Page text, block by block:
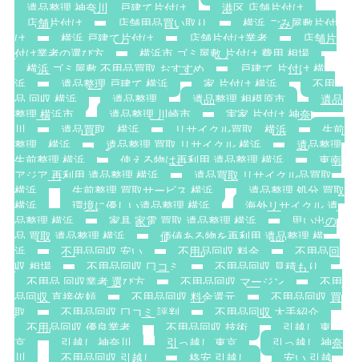
遺品整理 神奈川，戸建て片付け
港区 店舗片付け
店舗片付け
店舗用品買い取り
横浜 ごみ屋敷片付
け
横浜 戸建て片付け 店舗片付け業者
店舗片
付け業者の選び方
横浜市 ゴミ屋敷 片付け 費用 相場
横浜 ゴミ屋敷 不用品買取 おすすめ
戸建て 片付け 横
浜
遺品整理 戸建て 横浜 家 片付け 横浜
不用
品 回収 横浜
遺品整理 遺品整理 相模原市
遺品
整理 横浜市
遺品整理 川崎市
実家 片付け 神奈
川
遺品買取 横浜 リサイクル買取 横浜
生前
整理 横浜
遺品整理 買取 リサイクル 横浜
遺品整理
生前整理 横浜
使える物は再利用 遺品整理 横浜
東南
アジア 再利用 遺品整理 横浜
遺品買取 リサイクル品買取
横浜
生前整理 買取サービス 横浜
遺品整理 処分 買取
横浜
環境に優しい遺品整理 横浜
海外リサイクル 遺
品整理 横浜
家具 家電 買取 遺品整理 横浜
思い出の
品 買取 遺品整理 横浜
価値ある物を再利用 遺品整理 横
浜
不用品回収 安い 不用品回収 料金
不用品回
収 相場
不用品回収 口コミ
不用品回収 見積もり
不用品 回収業者 選び方
不用品回収 マージン
不用
品回収 直接依頼
不用品回収 料金還元
不用品回収 買
取
不用品回収 口コミ 評判
不用品回収 大手紹介
不用品回収 優良業者
不用品回収 技術
引越し 東
京
引越し 神奈川 引っ越し 東京
引っ越し 神奈
川
不用品回収 引越し 格安 引越し
安い 引越